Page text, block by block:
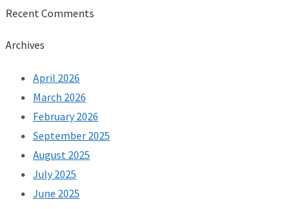
Recent Comments
Archives
April 2026
March 2026
February 2026
September 2025
August 2025
July 2025
June 2025